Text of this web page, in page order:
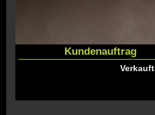
Kundenauftrag
Verkauft